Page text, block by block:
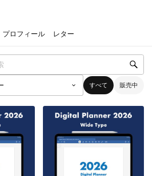
プロフィール レター
すべて 販売中